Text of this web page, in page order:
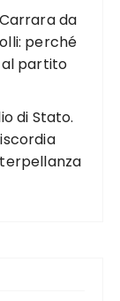
da
perché
partito
di Stato.